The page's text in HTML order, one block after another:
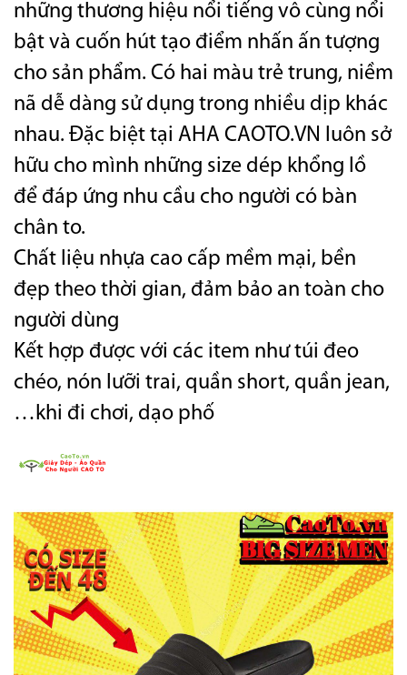
những thương hiệu nổi tiếng vô cùng nổi
bật và cuốn hút tạo điểm nhấn ấn tượng
cho sản phẩm. Có hai màu trẻ trung, niềm
nã dễ dàng sử dụng trong nhiều dịp khác
nhau. Đặc biệt tại AHA CAOTO.VN luôn sở
hữu cho mình những size dép khổng lồ
để đáp ứng nhu cầu cho người có bàn
chân to.
Chất liệu nhựa cao cấp mềm mại, bền
đẹp theo thời gian, đảm bảo an toàn cho
người dùng
Kết hợp được với các item như túi đeo
chéo, nón lưỡi trai, quần short, quần jean,
…khi đi chơi, dạo phố